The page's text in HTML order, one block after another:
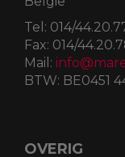
Tel: 014/
Fax: 014/
Mail:
BTW: BE0451
OVERIG